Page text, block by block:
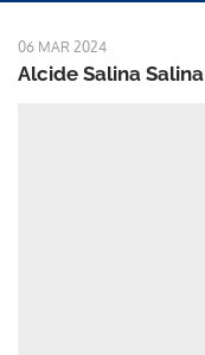
06 MAR 2024
Alcide Salina Salina